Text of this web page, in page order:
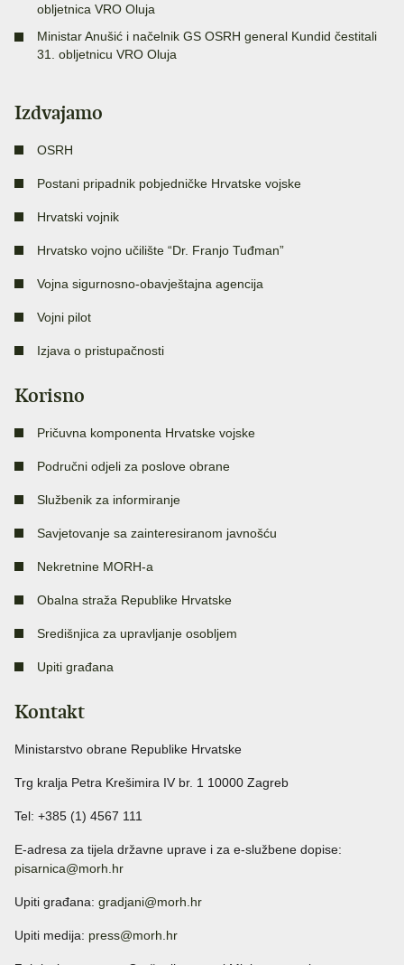
obljetnica VRO Oluja
Ministar Anušić i načelnik GS OSRH general Kundid čestitali
31. obljetnicu VRO Oluja
Izdvajamo
OSRH
Postani pripadnik pobjedničke Hrvatske vojske
Hrvatski vojnik
Hrvatsko vojno učilište “Dr. Franjo Tuđman”
Vojna sigurnosno-obavještajna agencija
Vojni pilot
Izjava o pristupačnosti
Korisno
Pričuvna komponenta Hrvatske vojske
Područni odjeli za poslove obrane
Službenik za informiranje
Savjetovanje sa zainteresiranom javnošću
Nekretnine MORH-a
Obalna straža Republike Hrvatske
Središnjica za upravljanje osobljem
Upiti građana
Kontakt
Ministarstvo obrane Republike Hrvatske
Trg kralja Petra Krešimira IV br. 1 10000 Zagreb
Tel: +385 (1) 4567 111
E-adresa za tijela državne uprave i za e-službene dopise:
pisarnica@morh.hr
Upiti građana: gradjani@morh.hr
Upiti medija: press@morh.hr